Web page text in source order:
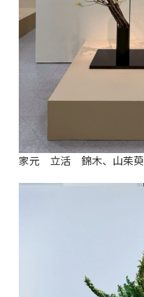
家元 立活 錦木、山茱萸